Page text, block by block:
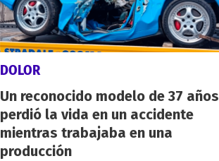
DOLOR
Un reconocido modelo de 37 años
perdió la vida en un accidente
mientras trabajaba en una
producción